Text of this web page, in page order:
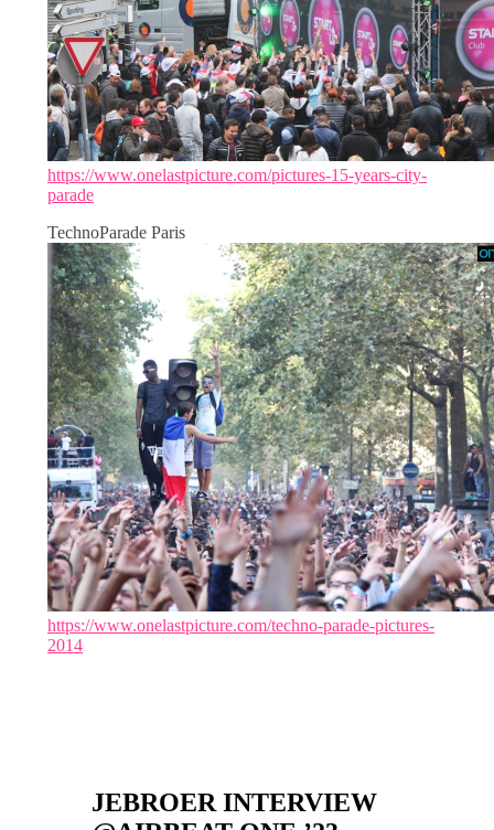
https://www.onelastpicture.com/pictures-15-years-city-
parade
TechnoParade Paris
https://www.onelastpicture.com/techno-parade-pictures-
2014
JEBROER INTERVIEW